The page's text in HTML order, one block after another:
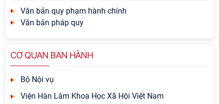
Văn bản quy phạm hành chính
Văn bản pháp quy
CƠ QUAN BAN HÀNH
Bộ Nội vụ
Viện Hàn Lâm Khoa Học Xã Hội Việt Nam